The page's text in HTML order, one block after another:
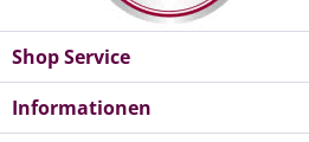
Shop Service
Informationen